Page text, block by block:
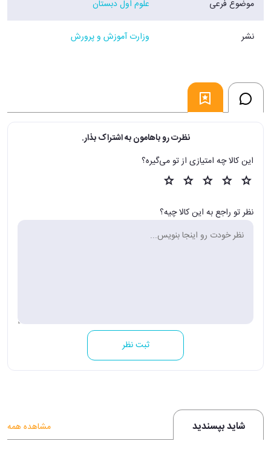
موضوع فرعی علوم اول دبستان
نشر وزارت آموزش و پرورش
نظرت رو باهامون به اشتراک بذار.
این کالا چه امتیازی از تو می‌گیره؟
نظر تو راجع به این کالا چیه؟
ثبت نظر
شاید بپسندید مشاهده همه